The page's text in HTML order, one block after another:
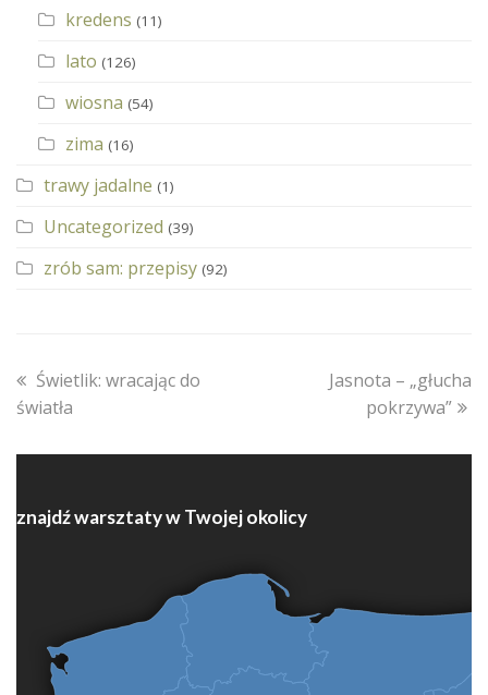
kredens (11)
lato (126)
wiosna (54)
zima (16)
trawy jadalne (1)
Uncategorized (39)
zrób sam: przepisy (92)
previous
post:
Świetlik: wracając do
światła
next
post:
Jasnota – „głucha
pokrzywa”
znajdź warsztaty w Twojej okolicy